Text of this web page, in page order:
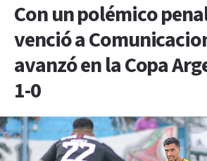
Con un polémico
venció a
avanzó en la Copa
1-0